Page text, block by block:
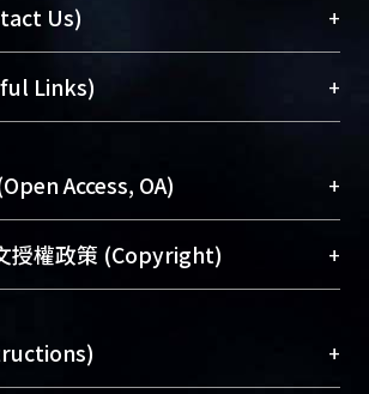
尖大學之列，為永久珍藏及向國際
研究成果及學術能量，圖書館整合
）與學術庫（AH）不同功能平
術典藏NTU scholars。期能整合研
archive and promote researcher
works, Library integrates the
Repository” with “Academic
Us) +
Library)
館員(Medical Library)
Links) +
Access, OA) +
用者角度提升資訊取用性的社會運
研究上是透過將研究著作公開供使
時可加速研究發展、提升研究影響
授權政策 (Copyright) +
版權非匯入者所有，或由第三方贊
，請確認該版權所有者及第三方同
+